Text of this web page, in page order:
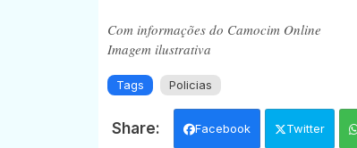
Com informações do Camocim Online
Imagem ilustrativa
Tags Policias
Facebook Twitter